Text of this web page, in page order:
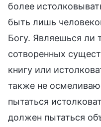
более
быть лишь
Богу. Являешься ли
сотворенных
книгу или
также не
пытаться
должен пытаться